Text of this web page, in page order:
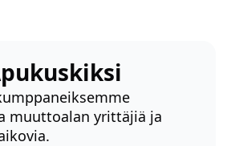
muuttoalan yrittäjiä ja